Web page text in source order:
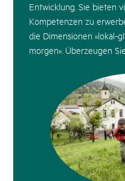
Entwicklung. Sie bieten
Kompetenzen zu
die Dimensionen «lokal-
morgen». Überzeugen